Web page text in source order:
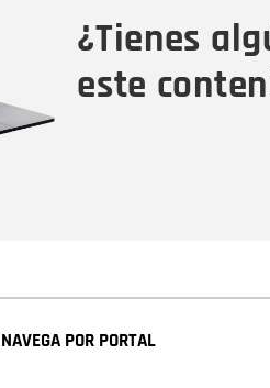
¿Tienes
este
NAVEGA POR PORTAL